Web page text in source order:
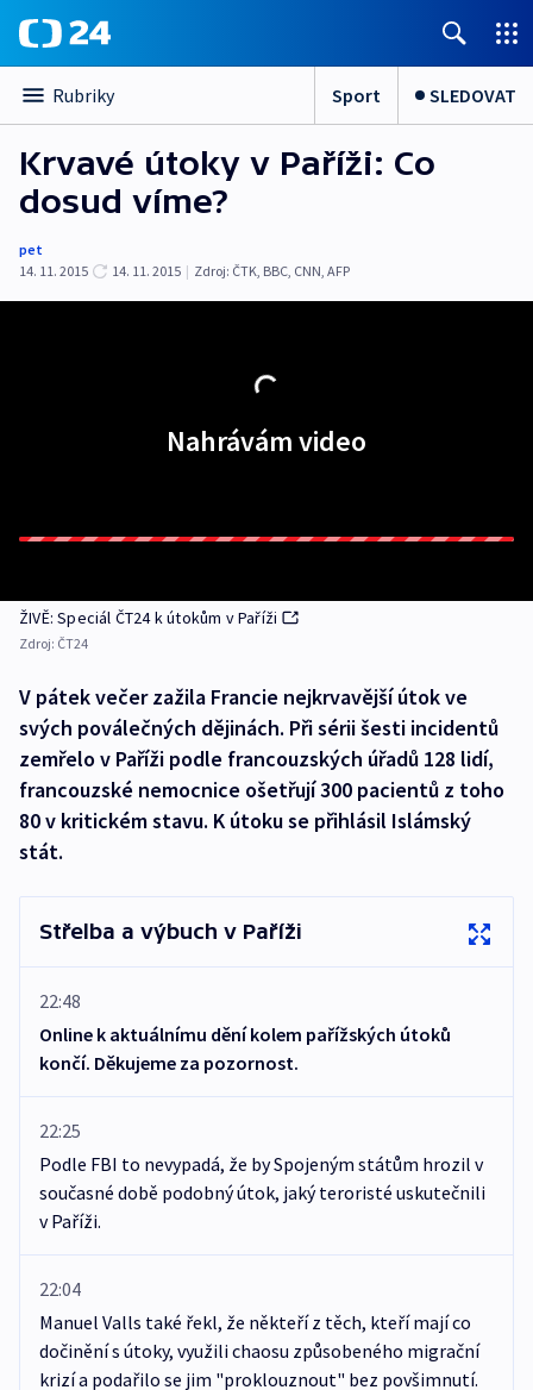
Rubriky Sport SLEDOVAT
Krvavé útoky v Paříži: Co
dosud víme?
pet
14. 11. 2015
14. 11. 2015 | Zdroj: ČTK, BBC, CNN, AFP
Nahrávám video
ŽIVĚ: Speciál ČT24 k útokům v Paříži
Zdroj: ČT24
V pátek večer zažila Francie nejkrvavější útok ve
svých poválečných dějinách. Při sérii šesti incidentů
zemřelo v Paříži podle francouzských úřadů 128 lidí,
francouzské nemocnice ošetřují 300 pacientů z toho
80 v kritickém stavu. K útoku se přihlásil Islámský
stát.
Střelba a výbuch v Paříži
22:48
Online k aktuálnímu dění kolem pařížských útoků
končí. Děkujeme za pozornost.
22:25
Podle FBI to nevypadá, že by Spojeným státům hrozil v
současné době podobný útok, jaký teroristé uskutečnili
v Paříži.
22:04
Manuel Valls také řekl, že někteří z těch, kteří mají co
dočinění s útoky, využili chaosu způsobeného migrační
krizí a podařilo se jim "proklouznout" bez povšimnutí.